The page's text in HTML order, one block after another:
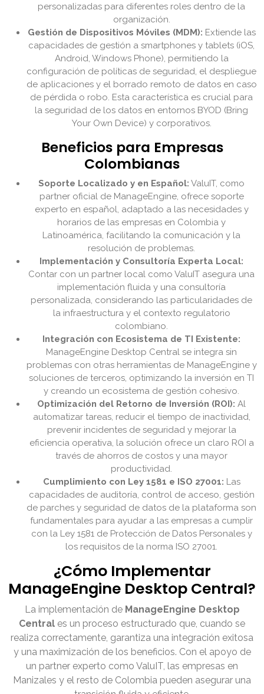
personalizadas para diferentes roles dentro de la
organización.
Gestión de Dispositivos Móviles (MDM): Extiende las
capacidades de gestión a smartphones y tablets (iOS,
Android, Windows Phone), permitiendo la
configuración de políticas de seguridad, el despliegue
de aplicaciones y el borrado remoto de datos en caso
de pérdida o robo. Esta característica es crucial para
la seguridad de los datos en entornos BYOD (Bring
Your Own Device) y corporativos.
Beneficios para Empresas
Colombianas
Soporte Localizado y en Español: ValuIT, como
partner oficial de ManageEngine, ofrece soporte
experto en español, adaptado a las necesidades y
horarios de las empresas en Colombia y
Latinoamérica, facilitando la comunicación y la
resolución de problemas.
Implementación y Consultoría Experta Local:
Contar con un partner local como ValuIT asegura una
implementación fluida y una consultoría
personalizada, considerando las particularidades de
la infraestructura y el contexto regulatorio
colombiano.
Integración con Ecosistema de TI Existente:
ManageEngine Desktop Central se integra sin
problemas con otras herramientas de ManageEngine y
soluciones de terceros, optimizando la inversión en TI
y creando un ecosistema de gestión cohesivo.
Optimización del Retorno de Inversión (ROI): Al
automatizar tareas, reducir el tiempo de inactividad,
prevenir incidentes de seguridad y mejorar la
eficiencia operativa, la solución ofrece un claro ROI a
través de ahorros de costos y una mayor
productividad.
Cumplimiento con Ley 1581 e ISO 27001: Las
capacidades de auditoría, control de acceso, gestión
de parches y seguridad de datos de la plataforma son
fundamentales para ayudar a las empresas a cumplir
con la Ley 1581 de Protección de Datos Personales y
los requisitos de la norma ISO 27001.
¿Cómo Implementar
ManageEngine Desktop Central?
La implementación de ManageEngine Desktop
Central es un proceso estructurado que, cuando se
realiza correctamente, garantiza una integración exitosa
y una maximización de los beneficios. Con el apoyo de
un partner experto como ValuIT, las empresas en
Manizales y el resto de Colombia pueden asegurar una